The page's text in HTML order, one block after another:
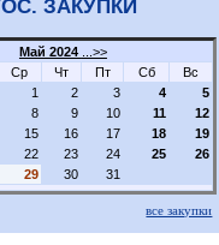
ЗАКУПКИ
Май 2024
...>>
Ср Чт Пт Сб
Вс
1
2 3 4
5
8 9 10 11
12
15 16 17 18
19
22 23 24 25
26
29 30 31
все закупки